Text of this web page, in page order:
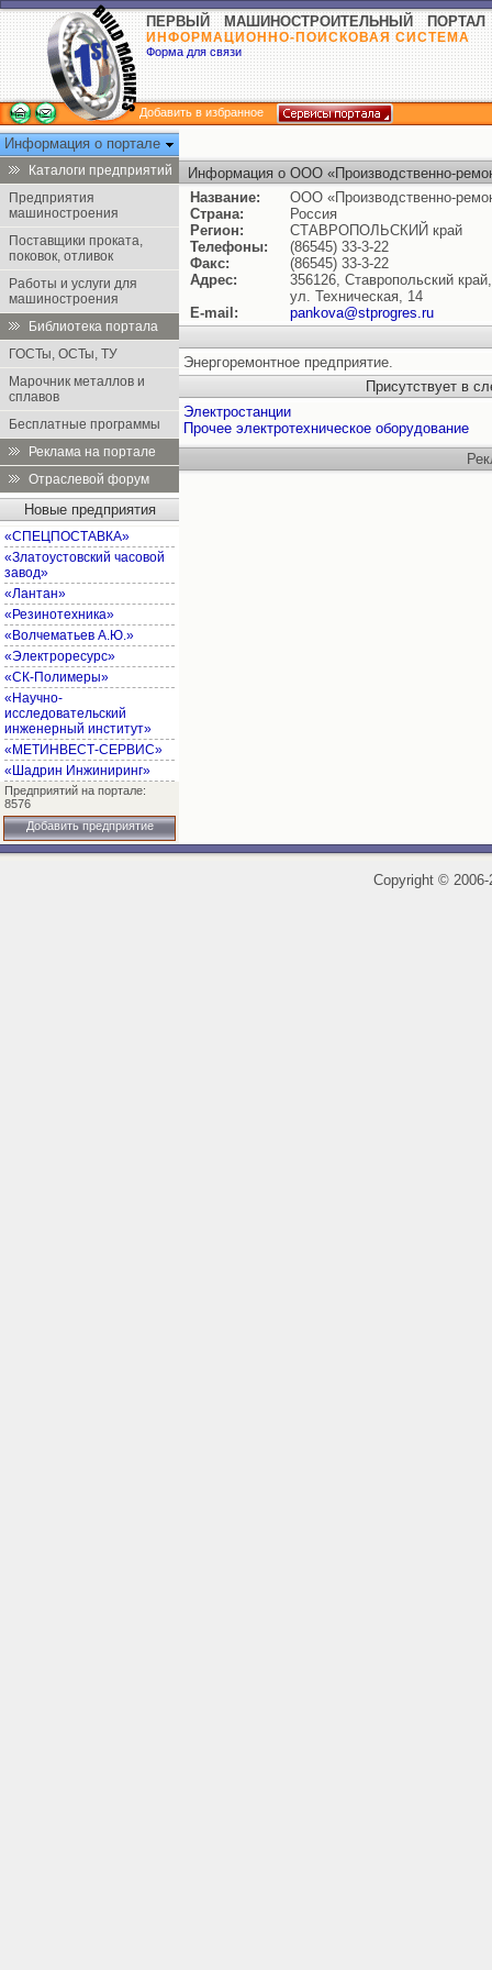
ПЕРВЫЙ МАШИНОСТРОИТЕЛЬНЫЙ ПОРТАЛ
ИНФОРМАЦИОННО-ПОИСКОВАЯ СИСТЕМА
Форма для связи
Добавить в избранное
Информация о портале
Каталоги предприятий
Предприятия
машиностроения
Поставщики проката,
поковок, отливок
Работы и услуги для
машиностроения
Библиотека портала
ГОСТы, ОСТы, ТУ
Марочник металлов и
сплавов
Бесплатные программы
Реклама на портале
Отраслевой форум
Новые предприятия
«СПЕЦПОСТАВКА»
«Златоустовский часовой
завод»
«Лантан»
«Резинотехника»
«Волчематьев А.Ю.»
«Электроресурс»
«СК-Полимеры»
«Научно-
исследовательский
инженерный институт»
«МЕТИНВЕСТ-СЕРВИС»
«Шадрин Инжиниринг»
Предприятий на портале:
8576
Добавить предприятие
Информация о ООО «Производственно-
Название:
ООО «Производственно-
Страна:
Россия
Регион:
СТАВРОПОЛЬСКИЙ край
Телефоны:
(86545) 33-3-22
Факс:
(86545) 33-3-22
Адрес:
356126, Ставропольский
ул. Техническая, 14
E-mail:
pankova@stprogres.ru
Энергоремонтное предприятие.
Присутствует в
Электростанции
Прочее электротехническое оборудование
Copyright ©